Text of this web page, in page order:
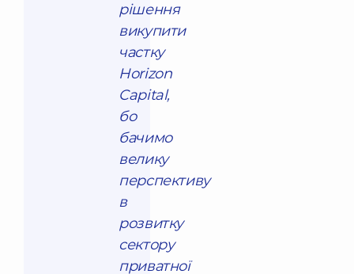
рішення
викупити
частку
Horizon
Capital,
бо
бачимо
велику
перспективу
в
розвитку
сектору
приватної